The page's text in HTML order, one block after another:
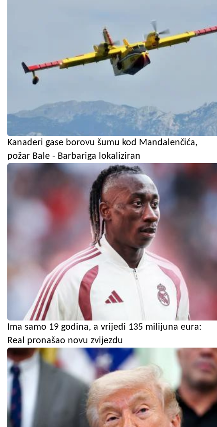
Kanaderi gase borovu šumu kod Mandalenčića,
požar Bale - Barbariga lokaliziran
Ima samo 19 godina, a vrijedi 135 milijuna eura:
Real pronašao novu zvijezdu